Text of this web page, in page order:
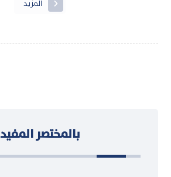
المزيد
بالمختصر المفيد